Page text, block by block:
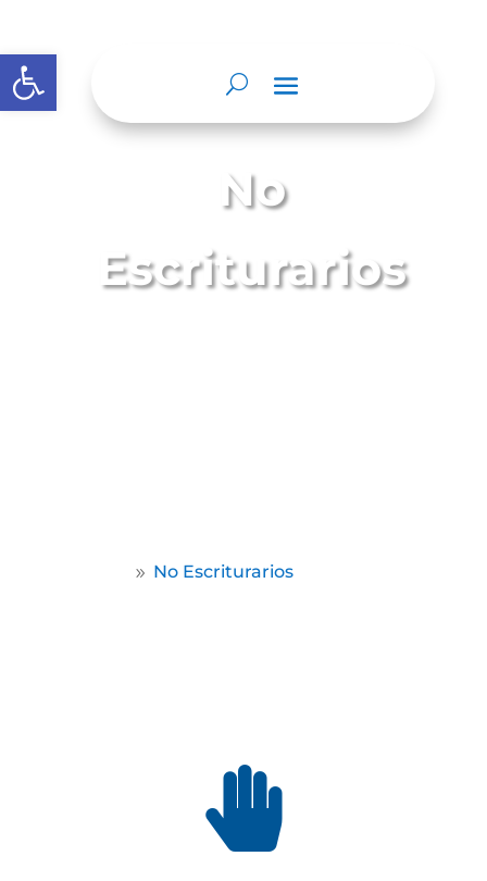
Abrir barra de herramientas
No
Escriturarios
9 No Escriturarios
